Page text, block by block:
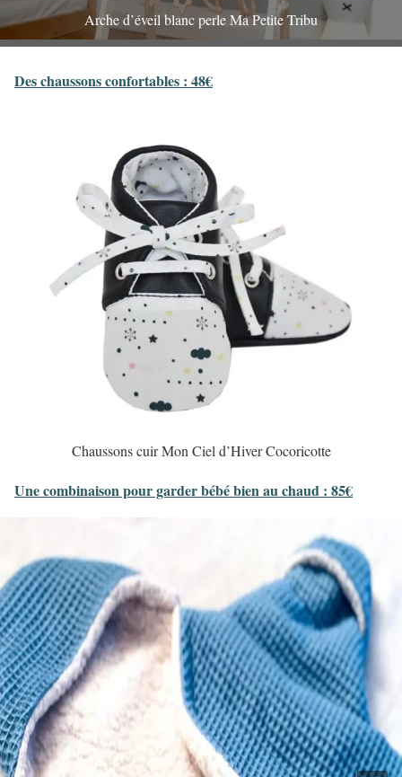
Arche d’éveil blanc perle Ma Petite Tribu
Des chaussons confortables : 48€
Chaussons cuir Mon Ciel d’Hiver Cocoricotte
Une combinaison pour garder bébé bien au chaud : 85€